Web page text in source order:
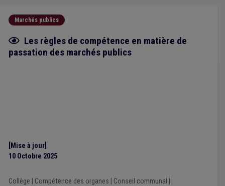
Marchés publics
Fiche focus
Les règles de compétence en matière de
passation des marchés publics
[Mise à jour]
10 Octobre 2025
Collège Compétence des organes Conseil communal